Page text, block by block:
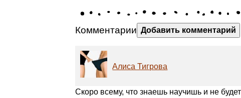
Комментарии Добавить комментарий
Алиса Тигрова
Скоро всему, что знаешь научишь и не